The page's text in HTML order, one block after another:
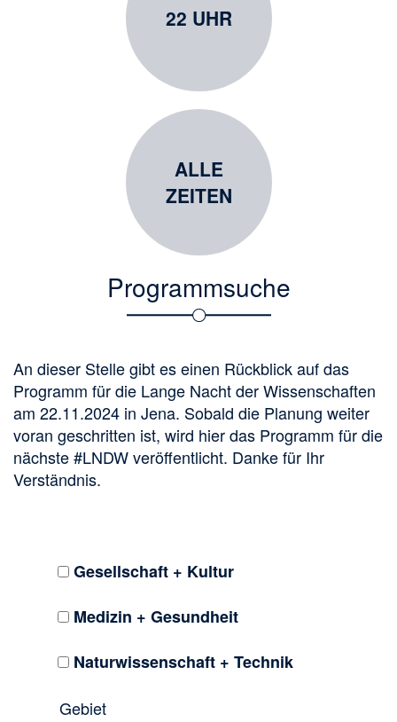
22 UHR
ALLE
ZEITEN
Programmsuche
An dieser Stelle gibt es einen Rückblick auf das
Programm für die Lange Nacht der Wissenschaften
am 22.11.2024 in Jena. Sobald die Planung weiter
voran geschritten ist, wird hier das Programm für die
nächste #LNDW veröffentlicht. Danke für Ihr
Verständnis.
Gesellschaft + Kultur
Medizin + Gesundheit
Naturwissenschaft + Technik
Gebiet